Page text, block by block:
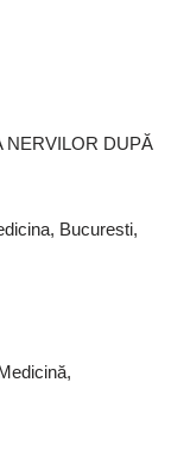
NERVILOR DUPĂ
Bucuresti,